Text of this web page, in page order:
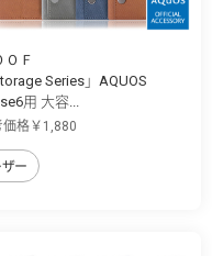
ＯＦ
Series」AQUOS
用 大容...
価格￥1,880
ザー